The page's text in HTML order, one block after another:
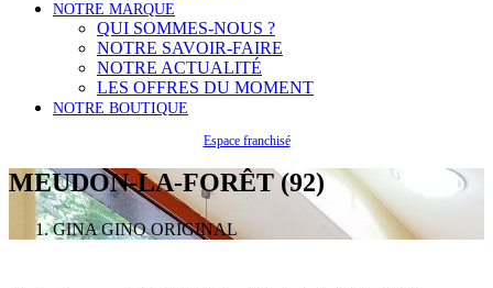
NOTRE MARQUE
QUI SOMMES-NOUS ?
NOTRE SAVOIR-FAIRE
NOTRE ACTUALITÉ
LES OFFRES DU MOMENT
NOTRE BOUTIQUE
Espace franchisé
MEUDON-LA-FORÊT (92)
GINA GINO ORIGINAL